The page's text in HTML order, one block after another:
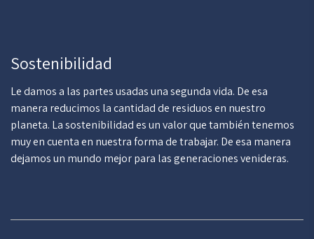
Sostenibilidad
Le damos a las partes usadas una segunda vida. De esa
manera reducimos la cantidad de residuos en nuestro
planeta. La sostenibilidad es un valor que también tenemos
muy en cuenta en nuestra forma de trabajar. De esa manera
dejamos un mundo mejor para las generaciones venideras.